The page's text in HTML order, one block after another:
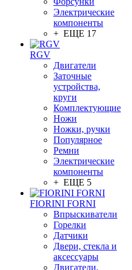
Электрические
компоненты
+ ЕЩЕ 17
RGV
Двигатели
Заточные
устройства,
круги
Комплектующие
Ножи
Ножки, ручки
Популярное
Ремни
Электрические
компоненты
+ ЕЩЕ 5
FIORINI FORNI
Впрыскиватели
Горелки
Датчики
Двери, стекла и
аксессуары
Двигатели,